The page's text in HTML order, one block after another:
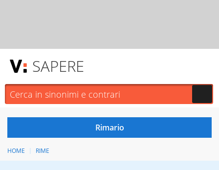
SAPERE
HOME RIME